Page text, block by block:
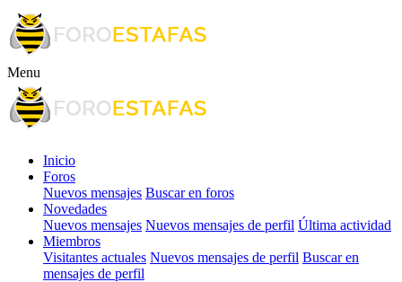
Menu
Inicio
Foros
Nuevos mensajes Buscar en foros
Novedades
Nuevos mensajes Nuevos mensajes de perfil Última actividad
Miembros
Visitantes actuales Nuevos mensajes de perfil Buscar en
mensajes de perfil